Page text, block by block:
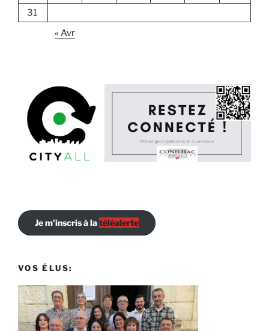
31
« Avr
Je m'inscris à latéléalerte
VOS ÉLUS: